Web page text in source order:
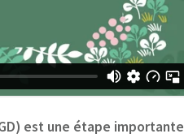
est une étape importante